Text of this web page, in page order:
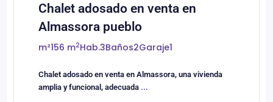
Chalet adosado en venta en
Almassora pueblo
m²156 m2Hab.3Baños2Garaje1
Chalet adosado en venta en Almassora, una vivienda
amplia y funcional, adecuada ...